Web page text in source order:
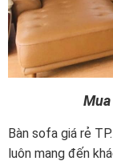
Bàn sofa giá rẻ
luôn mang đến